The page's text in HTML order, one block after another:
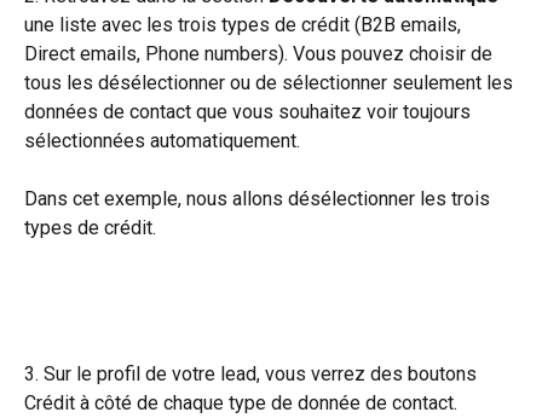
une liste avec les trois types de crédit (B2B emails,
Direct emails, Phone numbers). Vous pouvez choisir de
tous les désélectionner ou de sélectionner seulement les
données de contact que vous souhaitez voir toujours
sélectionnées automatiquement.
Dans cet exemple, nous allons désélectionner les trois
types de crédit.
3. Sur le profil de votre lead, vous verrez des boutons
Crédit à côté de chaque type de donnée de contact.